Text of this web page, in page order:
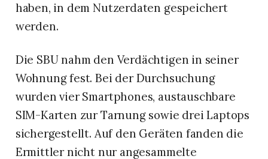
haben, in dem Nutzerdaten gespeichert
werden.
Die SBU nahm den Verdächtigen in seiner
Wohnung fest. Bei der Durchsuchung
wurden vier Smartphones, austauschbare
SIM-Karten zur Tarnung sowie drei Laptops
sichergestellt. Auf den Geräten fanden die
Ermittler nicht nur angesammelte